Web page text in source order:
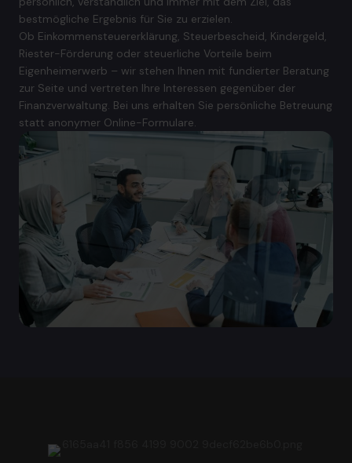
bestmögliche Ergebnis für Sie zu erzielen.
Ob Einkommensteuererklärung, Steuerbescheid, Kindergeld,
Riester-Förderung oder steuerliche Vorteile beim
Eigenheimerwerb – wir stehen Ihnen mit fundierter Beratung
zur Seite und vertreten Ihre Interessen gegenüber der
Finanzverwaltung. Bei uns erhalten Sie persönliche Betreuung
statt anonymer Online-Formulare.